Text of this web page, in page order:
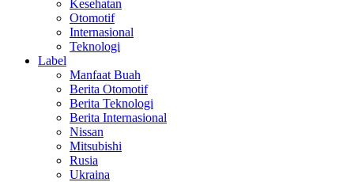
Kesehatan
Otomotif
Internasional
Teknologi
Label
Manfaat Buah
Berita Otomotif
Berita Teknologi
Berita Internasional
Nissan
Mitsubishi
Rusia
Ukraina